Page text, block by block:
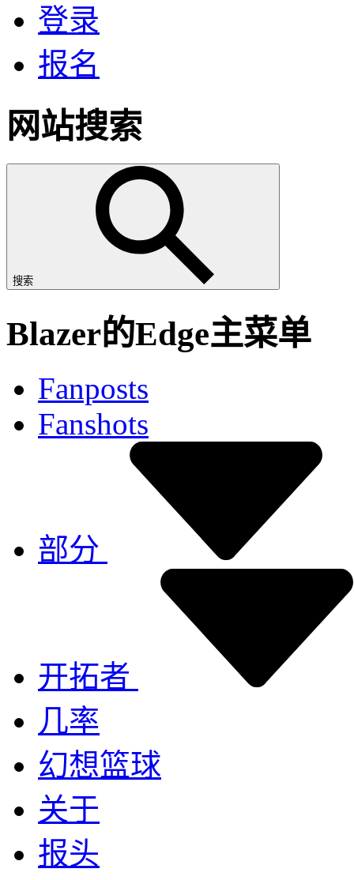
登录
报名
网站搜索
搜索
Blazer的Edge主菜单
Fanposts
Fanshots
部分
开拓者
几率
幻想篮球
关于
报头